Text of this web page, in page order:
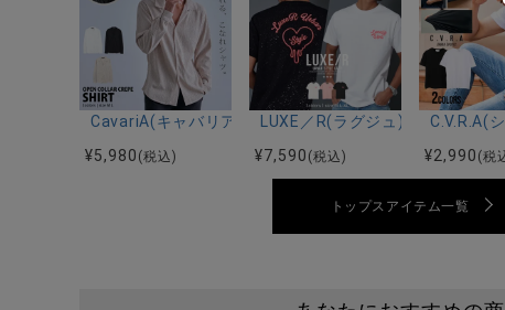
CavariA(キャバリア)オープンカラー楊柳シャツ/全3色
¥5,980 (税込)
LUXE／R(ラグジュ)ハート刺繍
¥7,590 (税込)
C.V.R.A(
¥2,990 (税
トップスアイテム一覧